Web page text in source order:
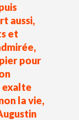
aussi,
et
pour
exalte
la vie,